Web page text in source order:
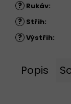
? Rukáv:
? Střih:
? Výstřih:
Popis